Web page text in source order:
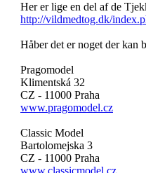
Her er lige en del af de
http://vildmedtog.dk/
Håber det er noget der kan
Pragomodel
Klimentská 32
CZ - 11000 Praha
www.pragomodel.cz
Classic Model
Bartolomejska 3
CZ - 11000 Praha
www.classicmodel.cz